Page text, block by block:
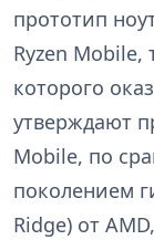
прототип
Ryzen Mobile,
которого
утверждают
Mobile, по
поколением
Ridge) от